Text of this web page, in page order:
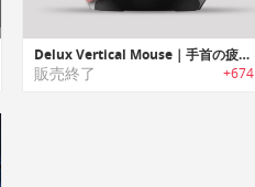
Delux Vertical Mouse｜手首の疲れを軽減する新感覚の縦方向型ワイヤレスマウス「デラックスバーティカルマウス」
販売終了 +674